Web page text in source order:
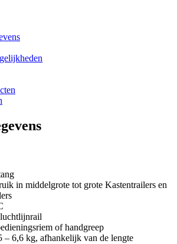
in middelgrote tot grote Kastentrailers en
of handgreep
– 6,6 kg, afhankelijk van de lengte